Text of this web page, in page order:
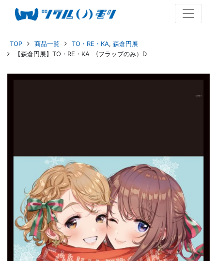
TOP 商品一覧 TO・RE・KA, 森倉円展
【森倉円展】TO・RE・KA (フラップのみ）D